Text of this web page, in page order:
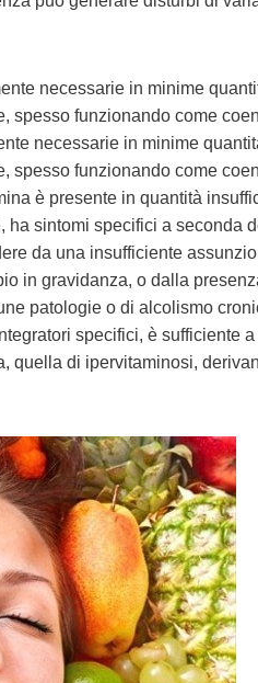
necessarie in minime
spesso funzionando come
necessarie in minime
spesso funzionando come
è presente in quantità
ha sintomi specifici a seconda
da una insufficiente
in gravidanza, o dalla
patologie o di alcolismo
specifici, è sufficiente a
quella di ipervitaminosi,